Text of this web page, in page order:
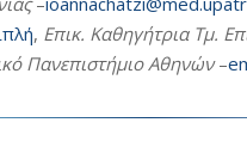
, Επικ. Καθηγήτρια Τμ.
Πανεπιστήμιο Αθηνών–